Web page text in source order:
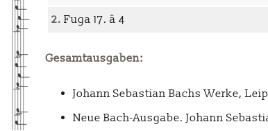
2. Fuga 17. â 4
Gesamtausgaben:
Johann Sebastian Bachs Werke,
Neue Bach-Ausgabe. Johann